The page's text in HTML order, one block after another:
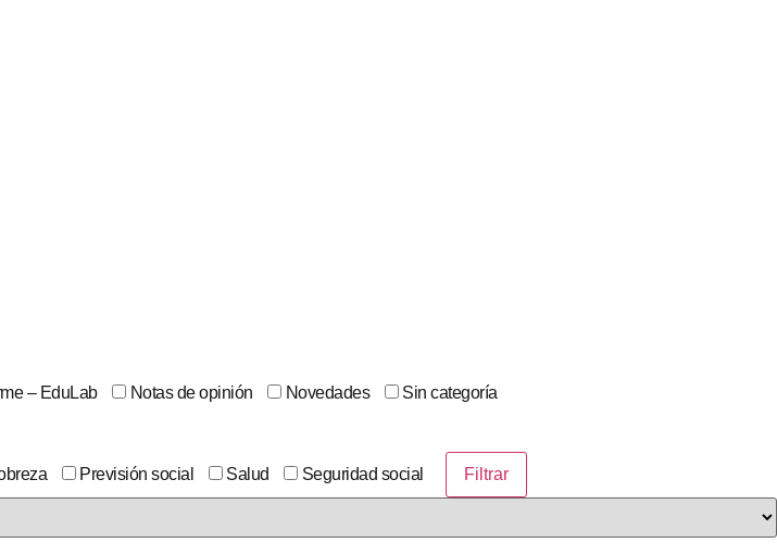
– EduLab Notas de opinión Novedades Sin categoría
Previsión social Salud Seguridad social